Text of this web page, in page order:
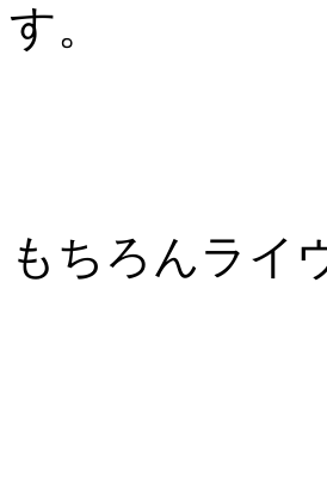
す。
もちろんライ